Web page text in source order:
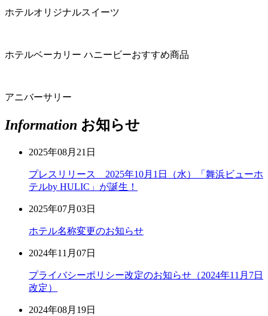
ホテルオリジナルスイーツ
ホテルベーカリー ハニービーおすすめ商品
アニバーサリー
Information お知らせ
2025年08月21日
プレスリリース 2025年10月1日（水）「舞浜ビューホ
テルby HULIC」が誕生！
2025年07月03日
ホテル名称変更のお知らせ
2024年11月07日
プライバシーポリシー改定のお知らせ（2024年11月7日
改定）
2024年08月19日